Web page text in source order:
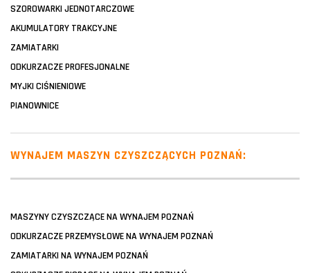
SZOROWARKI JEDNOTARCZOWE
AKUMULATORY TRAKCYJNE
ZAMIATARKI
ODKURZACZE PROFESJONALNE
MYJKI CIŚNIENIOWE
PIANOWNICE
WYNAJEM MASZYN CZYSZCZĄCYCH POZNAŃ:
MASZYNY CZYSZCZĄCE NA WYNAJEM POZNAŃ
ODKURZACZE PRZEMYSŁOWE NA WYNAJEM POZNAŃ
ZAMIATARKI NA WYNAJEM POZNAŃ